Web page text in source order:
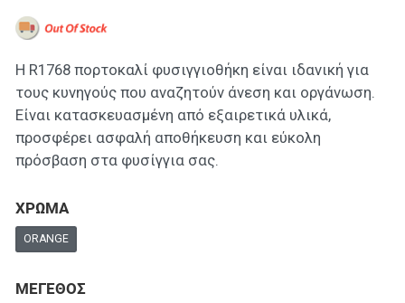
Η R1768 πορτοκαλί φυσιγγιοθήκη είναι ιδανική για
τους κυνηγούς που αναζητούν άνεση και οργάνωση.
Είναι κατασκευασμένη από εξαιρετικά υλικά,
προσφέρει ασφαλή αποθήκευση και εύκολη
πρόσβαση στα φυσίγγια σας.
ΧΡΩΜΑ
ORANGE
ΜΕΓΕΘΟΣ